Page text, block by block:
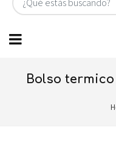
bolso